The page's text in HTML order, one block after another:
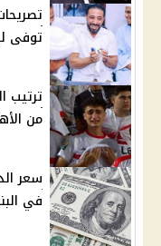
توفى
ترتيب
من
في